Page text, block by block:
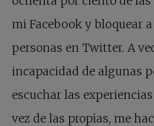
mi Facebook y bloquear
personas en Twitter. A
incapacidad de algunas
escuchar las
vez de las propias, me